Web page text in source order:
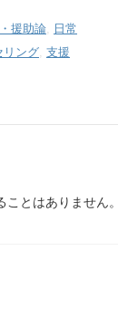
援助論, 日常
リング, 支援
とはありません。